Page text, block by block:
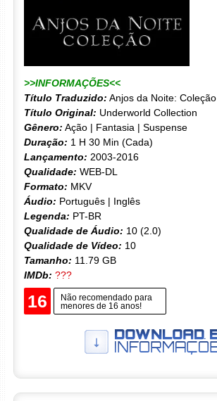
>>INFORMAÇÕES<<
Título Traduzido: Anjos da Noite: Coleção
Título Original: Underworld Collection
Gênero: Ação | Fantasia | Suspense
Duração: 1 H 30 Min (Cada)
Lançamento: 2003-2016
Qualidade: WEB-DL
Formato: MKV
Áudio: Português | Inglês
Legenda: PT-BR
Qualidade de Áudio: 10 (2.0)
Qualidade de Vídeo: 10
Tamanho: 11.79 GB
IMDb: ???
16
Não recomendado para
menores de 16 anos!